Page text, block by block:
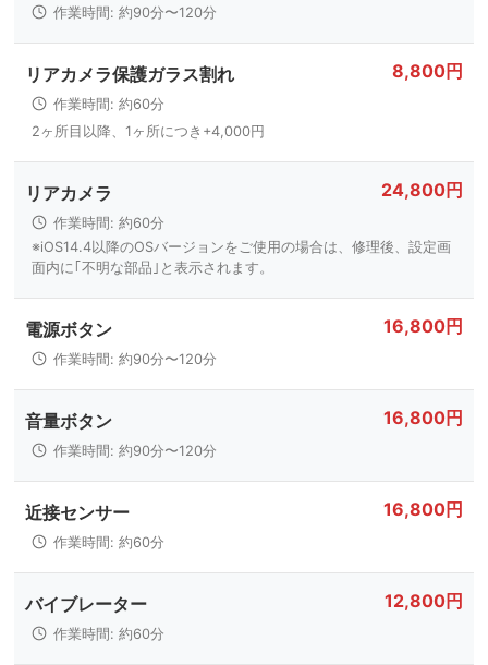
作業時間: 約90分〜120分
リアカメラ保護ガラス割れ 8,800円
作業時間: 約60分
2ヶ所目以降、1ヶ所につき+4,000円
リアカメラ 24,800円
作業時間: 約60分
※iOS14.4以降のOSバージョンをご使用の場合は、修理後、設定画
面内に｢不明な部品｣と表示されます。
電源ボタン 16,800円
作業時間: 約90分〜120分
音量ボタン 16,800円
作業時間: 約90分〜120分
近接センサー 16,800円
作業時間: 約60分
バイブレーター 12,800円
作業時間: 約60分